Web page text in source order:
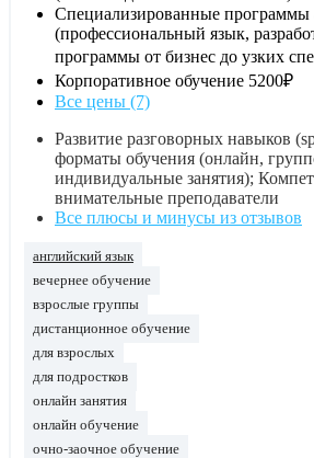
Специализированные программы
(профессиональный язык,
программы от бизнес до узких
Корпоративное обучение 5200₽
Все цены (7)
Развитие разговорных навыков
форматы обучения (онлайн,
индивидуальные занятия);
внимательные преподаватели
Все плюсы и минусы из отзывов
английский язык
вечернее обучение
взрослые группы
дистанционное обучение
для взрослых
для подростков
онлайн занятия
онлайн обучение
очно-заочное обучение